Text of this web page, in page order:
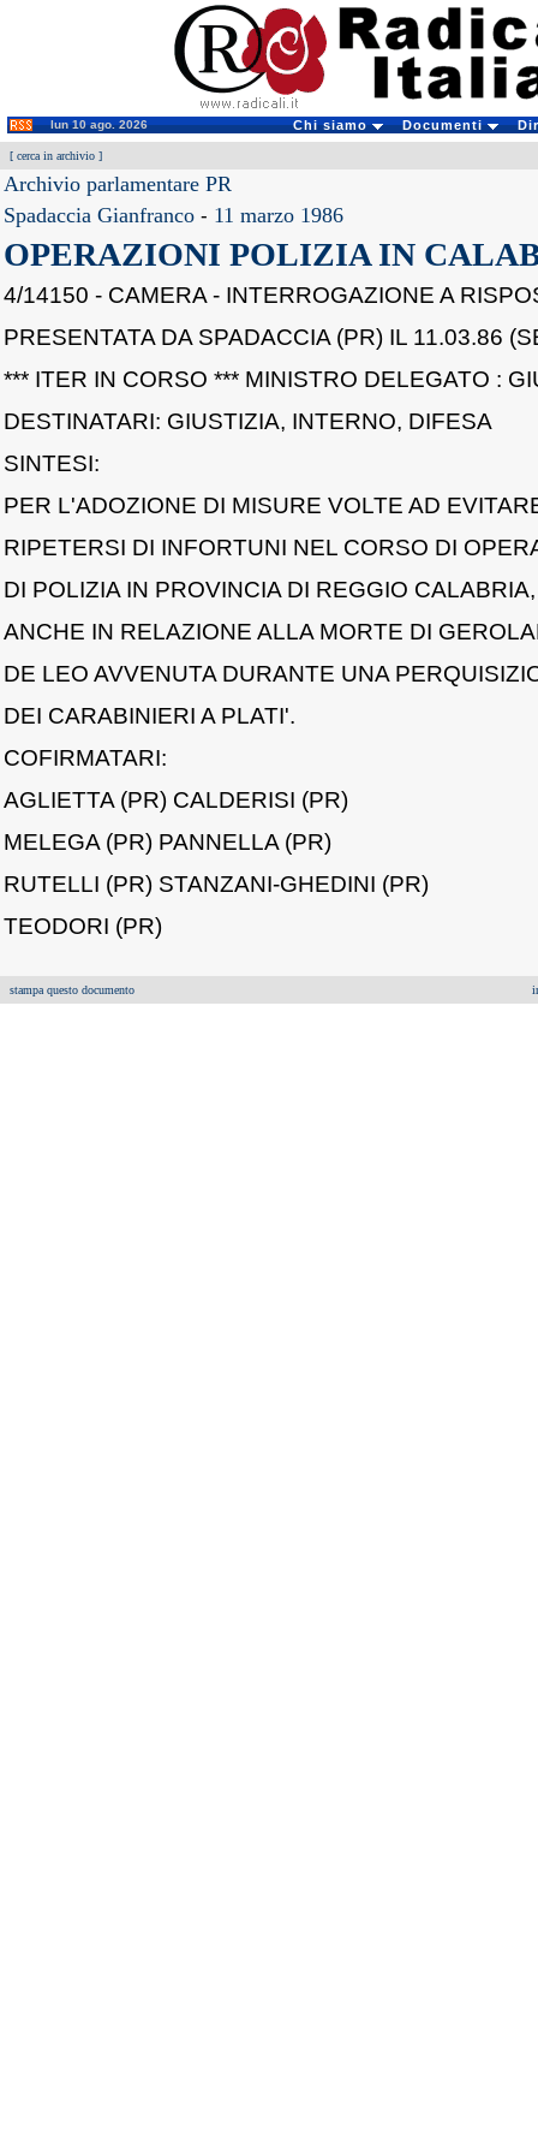
lun 10 ago. 2026 Chi siamo Documenti
[ cerca in archivio ]
Archivio parlamentare PR
Spadaccia Gianfranco - 11 marzo 1986
OPERAZIONI POLIZIA IN
4/14150 - CAMERA - INTERROGAZIONE A
PRESENTATA DA SPADACCIA (PR) IL 11.03.86
*** ITER IN CORSO *** MINISTRO DELEGATO :
DESTINATARI: GIUSTIZIA, INTERNO, DIFESA
SINTESI:
PER L'ADOZIONE DI MISURE VOLTE AD
RIPETERSI DI INFORTUNI NEL CORSO DI
DI POLIZIA IN PROVINCIA DI REGGIO CALABRIA,
ANCHE IN RELAZIONE ALLA MORTE DI
DE LEO AVVENUTA DURANTE UNA
DEI CARABINIERI A PLATI'.
COFIRMATARI:
AGLIETTA (PR) CALDERISI (PR)
MELEGA (PR) PANNELLA (PR)
RUTELLI (PR) STANZANI-GHEDINI (PR)
TEODORI (PR)
stampa questo documento